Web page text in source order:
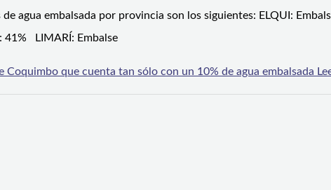
agua embalsada por provincia son los siguientes: ELQUI:
41% LIMARÍ: Embalse
Coquimbo que cuenta tan sólo con un 10% de agua embalsada